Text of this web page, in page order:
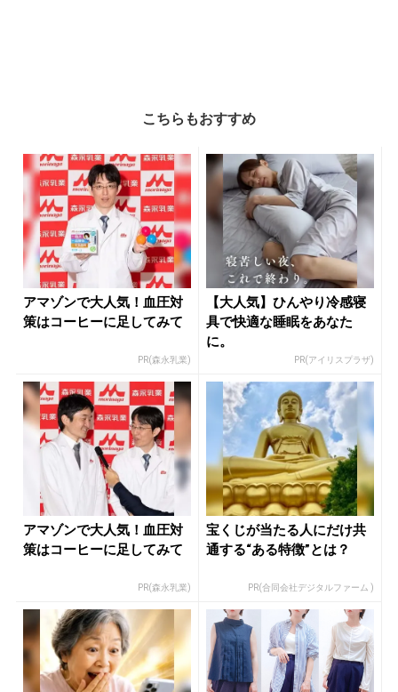
こちらもおすすめ
アマゾンで大人気！血圧対
策はコーヒーに足してみて
PR(森永乳業)
【大人気】ひんやり冷感寝
具で快適な睡眠をあなた
に。
PR(アイリスプラザ)
アマゾンで大人気！血圧対
策はコーヒーに足してみて
PR(森永乳業)
宝くじが当たる人にだけ共
通する“ある特徴”とは？
PR(合同会社デジタルファーム )